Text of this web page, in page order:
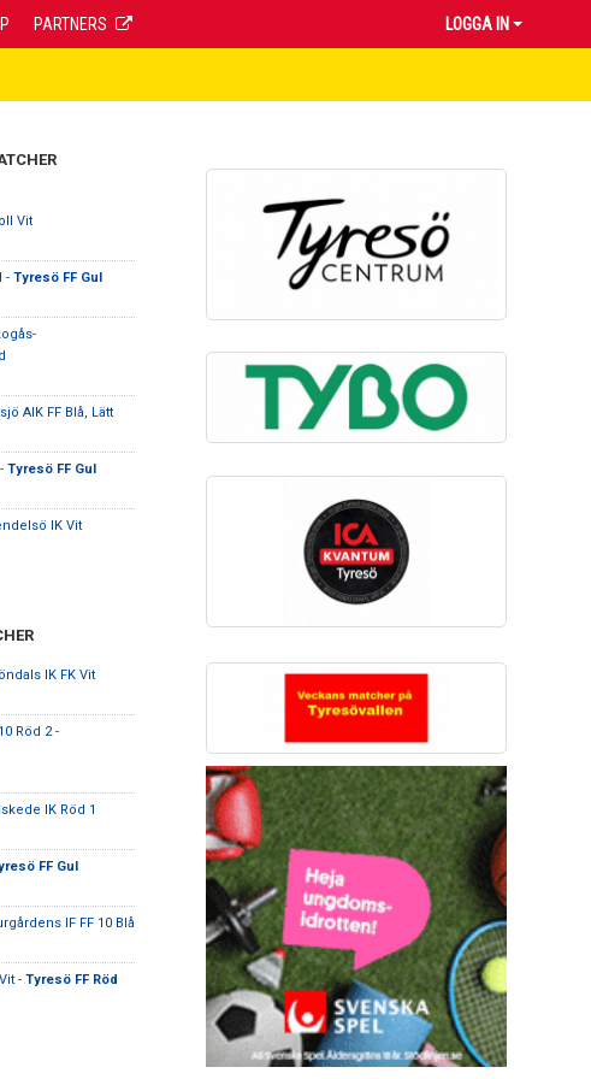
PARTNERS LOGGA IN
Vit
- Tyresö FF Gul
AIK FF Blå, Lätt
Tyresö FF Gul
IK Vit
IK FK Vit
Röd 2 -
IK Röd 1
FF Gul
IF FF 10 Blå
- Tyresö FF Röd